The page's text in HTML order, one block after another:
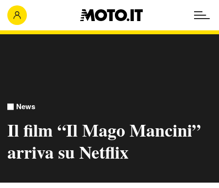
News
Il film “Il Mago Mancini”
arriva su Netflix